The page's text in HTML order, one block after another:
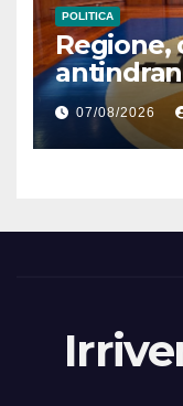
POLITICA
Regione,
Rodi
denuncia
istituzioni
07/08/2026